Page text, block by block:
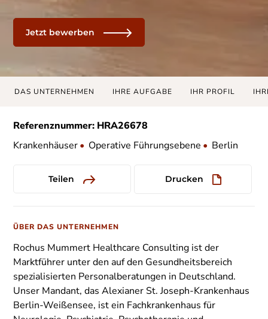
Jetzt bewerben
DAS UNTERNEHMEN IHRE AUFGABE IHR PROFIL
Referenznummer: HRA26678
Krankenhäuser• Operative Führungsebene • Berlin
Teilen Drucken
ÜBER DAS UNTERNEHMEN
Rochus Mummert Healthcare Consulting ist der
Marktführer unter den auf den Gesundheitsbereich
spezialisierten Personalberatungen in Deutschland.
Unser Mandant, das Alexianer St. Joseph-Krankenhaus
Berlin-Weißensee, ist ein Fachkrankenhaus für